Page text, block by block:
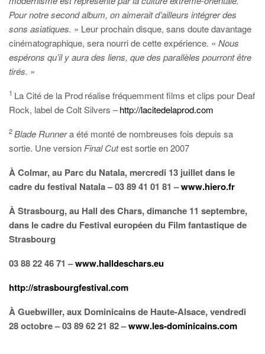
Pour notre second album, on aimerait d’ailleurs intégrer des
sons asiatiques. » Leur prochain disque, sans doute davantage
cinématographique, sera nourri de cette expérience. « Nous
espérons qu’il y aura des liens, que des parallèles pourront être
tirés. »
1 La Cité de la Prodréalise fréquemment films et clips pour Deaf
Rock, label de Colt Silvers –http://lacitedelaprod.com
2Blade Runnera été monté de nombreuses fois depuis sa
sortie. Une version Final Cutest sortie en 2007
À Colmar, au Parc du Natala, mercredi 13 juillet dans le
cadre du festival Natala – 03 89 41 01 81 –www.hiero.fr
À Strasbourg, au Hall des Chars, dimanche 11 septembre,
dans le cadre du Festival européen du Film fantastique de
Strasbourg
03 88 22 46 71 –www.halldeschars.eu
http://strasbourgfestival.com
À Guebwiller, aux Dominicains de Haute-Alsace, vendredi
28 octobre – 03 89 62 21 82 –www.les-dominicains.com